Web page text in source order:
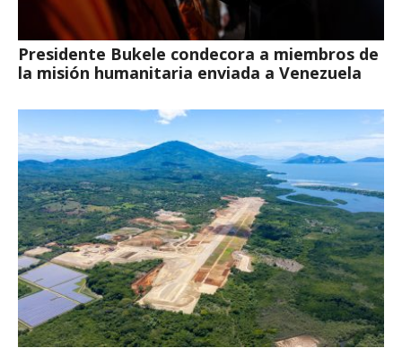
Presidente Bukele condecora a miembros de
la misión humanitaria enviada a Venezuela